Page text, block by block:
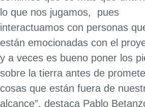
lo que nos jugamos, pues
interactuamos con personas
están emocionadas con el
y a veces es bueno poner los
sobre la tierra antes de
cosas que están fuera de
alcance”, destaca Pablo